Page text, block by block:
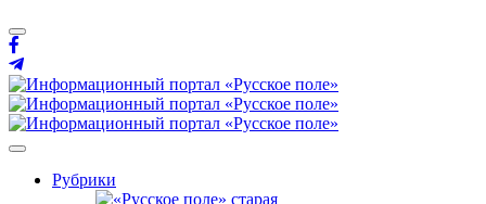
Рубрики